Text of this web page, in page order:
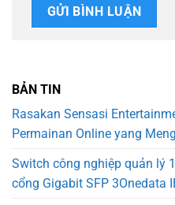
BẢN TIN
Rasakan Sensasi
Permainan Online yang
Switch công nghiệp quản lý
cổng Gigabit SFP 3Onedata